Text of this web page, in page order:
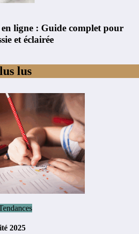
ligne : Guide complet pour
et éclairée
lus
2025